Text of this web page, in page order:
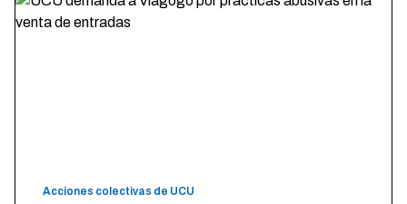
Acciones colectivas de UCU